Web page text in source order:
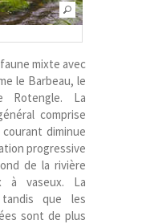
mixte avec
le Barbeau, le
Rotengle. La
comprise
diminue
progressive
de la rivière
à vaseux. La
que les
sont de plus